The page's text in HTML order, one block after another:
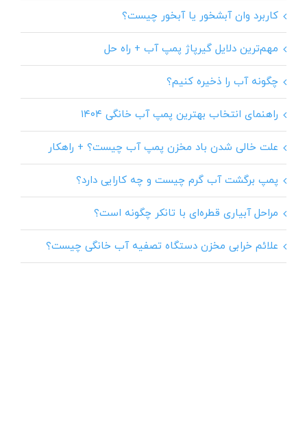
کاربرد وان آبشخور یا آبخور چیست؟
مهم‌ترین دلایل گیرپاژ پمپ آب + راه حل
چگونه آب را ذخیره کنیم؟
راهنمای انتخاب بهترین پمپ آب خانگی ۱۴۰۴
علت خالی شدن باد مخزن پمپ آب چیست؟ + راهکار
پمپ برگشت آب گرم چیست و چه کارایی دارد؟
مراحل آبیاری قطره‌ای با تانکر چگونه است؟
علائم خرابی مخزن دستگاه تصفیه آب خانگی چیست؟